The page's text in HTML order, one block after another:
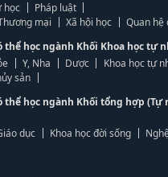
học
Pháp luật
mại
Xã hội học
Quan hệ
thể học ngành Khối Khoa học tự
Y, Nha Dược
Khoa học tự
sản
thể học ngành Khối tổng hợp (Tự
dục
Khoa học đời sống